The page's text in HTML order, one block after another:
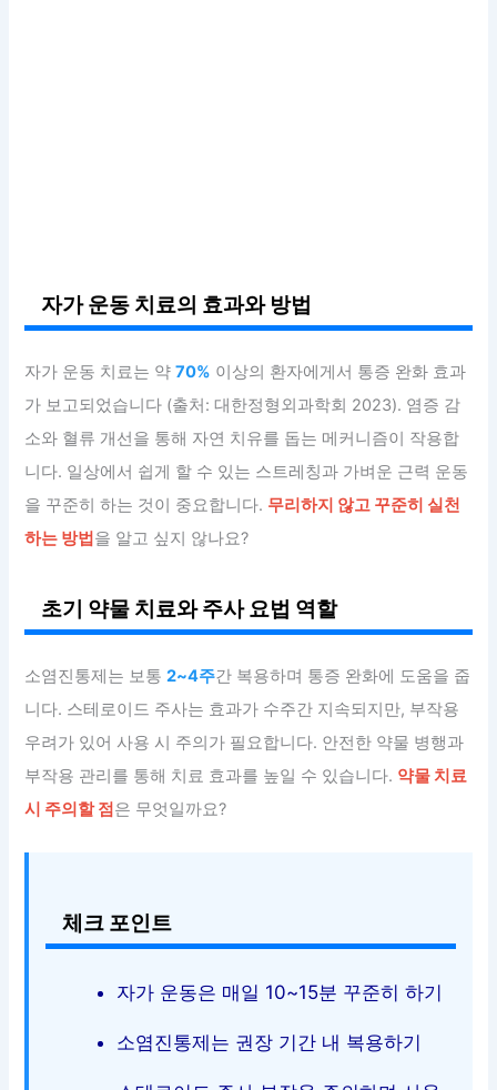
자가 운동 치료의 효과와 방법
자가 운동 치료는 약70% 이상의 환자에게서 통증 완화 효과
가 보고되었습니다 (출처: 대한정형외과학회 2023). 염증 감
소와 혈류 개선을 통해 자연 치유를 돕는 메커니즘이 작용합
니다. 일상에서 쉽게 할 수 있는 스트레칭과 가벼운 근력 운동
을 꾸준히 하는 것이 중요합니다. 무리하지 않고 꾸준히 실천
하는 방법을 알고 싶지 않나요?
초기 약물 치료와 주사 요법 역할
소염진통제는 보통2~4주간 복용하며 통증 완화에 도움을 줍
니다. 스테로이드 주사는 효과가 수주간 지속되지만, 부작용
우려가 있어 사용 시 주의가 필요합니다. 안전한 약물 병행과
부작용 관리를 통해 치료 효과를 높일 수 있습니다. 약물 치료
시 주의할 점은 무엇일까요?
체크 포인트
자가 운동은 매일 10~15분 꾸준히 하기
소염진통제는 권장 기간 내 복용하기